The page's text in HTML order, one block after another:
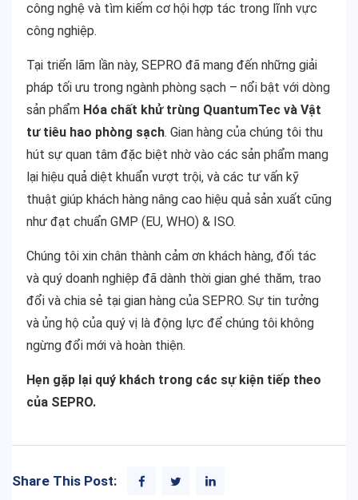
công nghệ và tìm kiếm cơ hội hợp tác trong lĩnh vực
công nghiệp.
Tại triển lãm lần này, SEPRO đã mang đến những giải
pháp tối ưu trong ngành phòng sạch – nổi bật với dòng
sản phẩm Hóa chất khử trùng QuantumTec và Vật
tư tiêu hao phòng sạch. Gian hàng của chúng tôi thu
hút sự quan tâm đặc biệt nhờ vào các sản phẩm mang
lại hiệu quả diệt khuẩn vượt trội, và các tư vấn kỹ
thuật giúp khách hàng nâng cao hiệu quả sản xuất cũng
như đạt chuẩn GMP (EU, WHO) & ISO.
Chúng tôi xin chân thành cảm ơn khách hàng, đối tác
và quý doanh nghiệp đã dành thời gian ghé thăm, trao
đổi và chia sẻ tại gian hàng của SEPRO. Sự tin tưởng
và ủng hộ của quý vị là động lực để chúng tôi không
ngừng đổi mới và hoàn thiện.
Hẹn gặp lại quý khách trong các sự kiện tiếp theo
của SEPRO.
Share This Post: